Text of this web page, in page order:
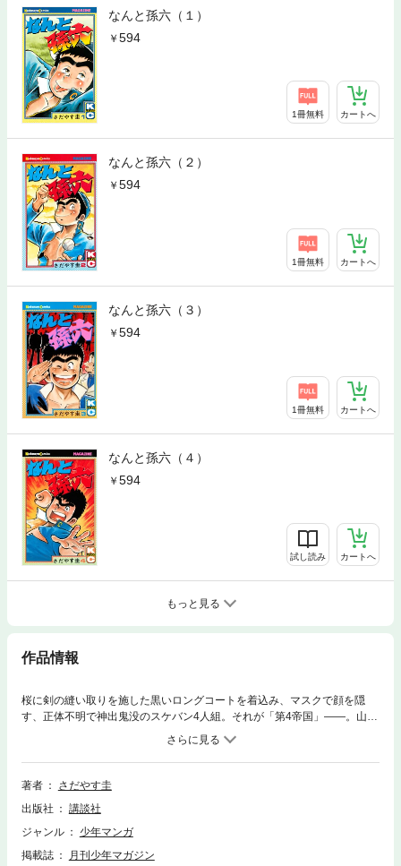
なんと孫六（１）
594
1冊無料 カートへ
なんと孫六（２）
594
1冊無料 カートへ
なんと孫六（３）
594
1冊無料 カートへ
なんと孫六（４）
594
試し読み カートへ
もっと見る
作品情報
桜に剣の縫い取りを施した黒いロングコートを着込み、マスクで顔を隠
す、正体不明で神出鬼没のスケバン4人組。それが「第4帝国」――。山形
との死闘で傷つき入院した際のイザコザが発端となり、スケバンの魔の手
が甲斐孫六（かいまごろく）に伸びて来た！ 浪城（なみしろ）番長BIG3
（ビッグスリー）を、ことごとくぶちのめしてきた孫六だが、この異様な
挑戦者たちには苦戦してしまい……!? 緊迫の第4巻!!
著者
さだやす圭
出版社
講談社
ジャンル
少年マンガ
掲載誌
月刊少年マガジン